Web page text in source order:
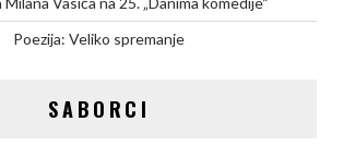
Poezija: Veliko spremanje
SABORCI